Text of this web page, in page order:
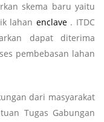
skema baru yaitu
lahan enclave . ITDC
dapat diterima
pembebasan lahan
dari masyarakat
Tugas Gabungan